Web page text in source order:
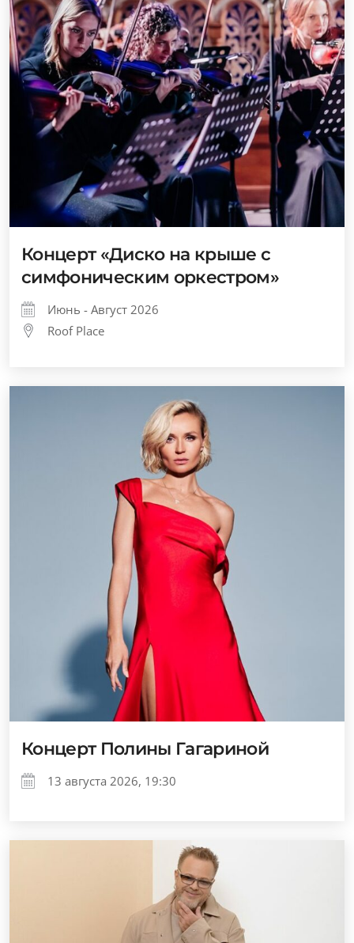
Концерт «Диско на крыше с
симфоническим оркестром»
Июнь - Август 2026
Roof Place
Концерт Полины Гагариной
13 августа 2026, 19:30